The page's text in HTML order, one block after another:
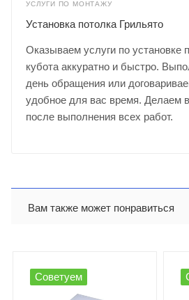
УСЛУГИ ПО МОНТАЖУ
Установка потолка Грильято
Оказываем услуги по установке
кубота аккуратно и быстро.
день обращения или
удобное для вас время. Делаем
после выполнения всех работ.
Вам также может понравиться
Советуем